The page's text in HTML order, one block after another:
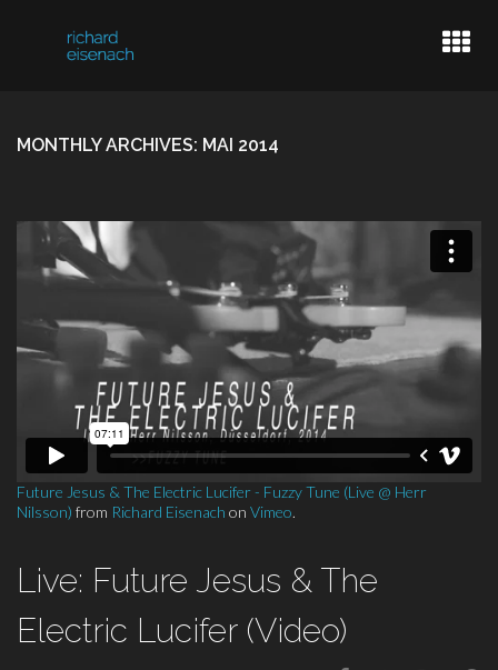
LIVE DATES
VIDEOGRAPHER
INFO
MONTHLY ARCHIVES: MAI 2014
Future Jesus & The Electric Lucifer - Fuzzy Tune (Live @ Herr
Nilsson) from Richard Eisenach on Vimeo.
Live: Future Jesus & The
Electric Lucifer (Video)